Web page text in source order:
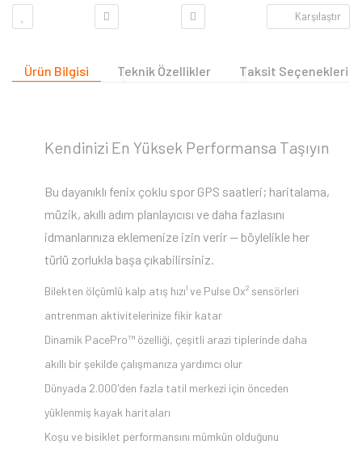
Karşılaştır
Ürün Bilgisi Teknik Özellikler Taksit Seçenekleri
Kendinizi En Yüksek Performansa Taşıyın
Bu dayanıklı fenix çoklu spor GPS saatleri; haritalama,
müzik, akıllı adım planlayıcısı ve daha fazlasını
idmanlarınıza eklemenize izin verir — böylelikle her
türlü zorlukla başa çıkabilirsiniz.
Bilekten ölçümlü kalp atış hızı¹ ve Pulse Ox² sensörleri
antrenman aktivitelerinize fikir katar
Dinamik PacePro™ özelliği, çeşitli arazi tiplerinde daha
akıllı bir şekilde çalışmanıza yardımcı olur
Dünyada 2.000'den fazla tatil merkezi için önceden
yüklenmiş kayak haritaları
Koşu ve bisiklet performansını mümkün olduğunu